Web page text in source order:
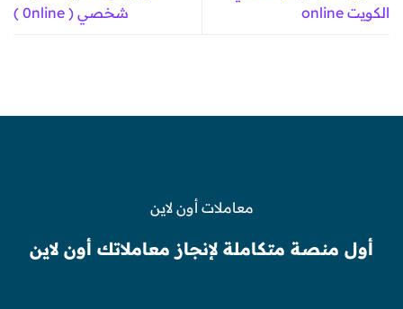
الكويت online
شخصي ( 0nline )
معاملات أون لاين
أول منصة متكاملة لإنجاز معاملاتك أون لاين